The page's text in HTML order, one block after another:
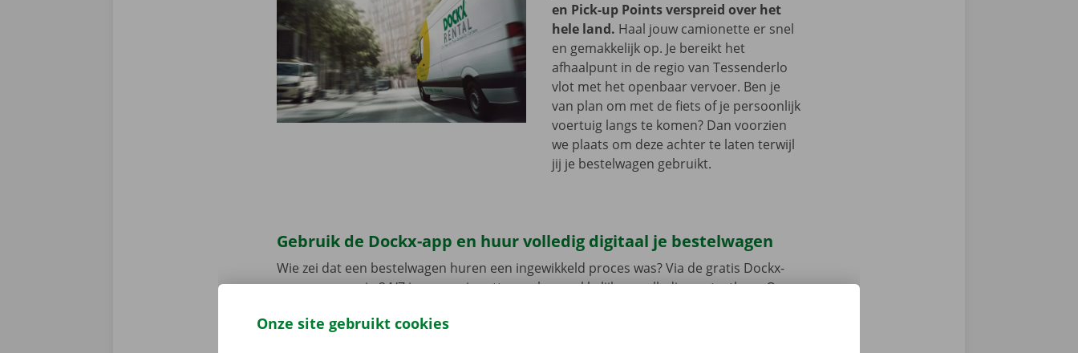
en Pick-up Points verspreid over het
hele land. Haal jouw camionette er snel
en gemakkelijk op. Je bereikt het
afhaalpunt in de regio van Tessenderlo
vlot met het openbaar vervoer. Ben je
van plan om met de fiets of je persoonlijk
voertuig langs te komen? Dan voorzien
we plaats om deze achter te laten terwijl
jij je bestelwagen gebruikt.
Gebruik de Dockx-app en huur volledig digitaal je bestelwagen
Wie zei dat een bestelwagen huren een ingewikkeld proces was? Via de gratis Dockx-
app reserveer je 24/7 jouw camionette: snel, gemakkelijk en volledig contactloos. Open
je deze met de digitale sleutel. Vind de app voor
Onze site gebruikt cookies